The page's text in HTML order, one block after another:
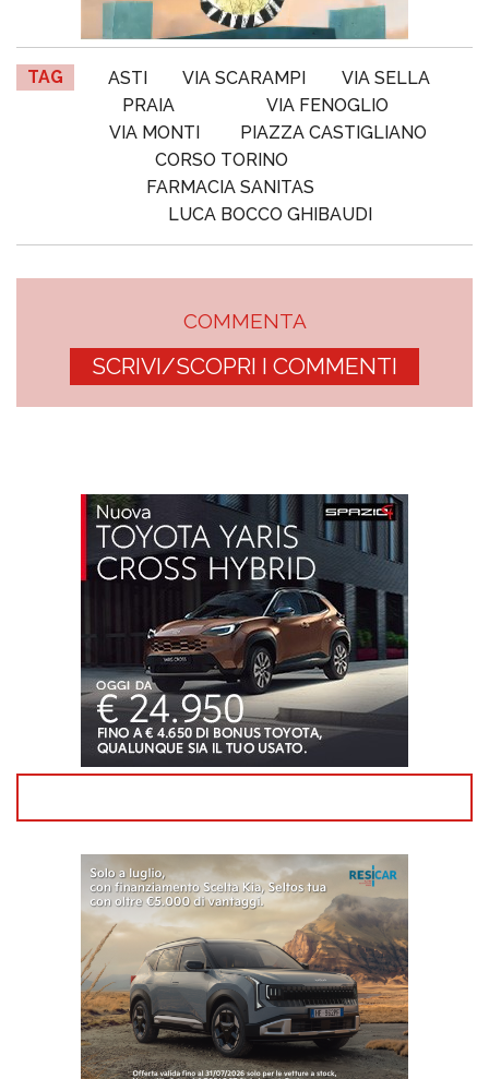
TAG ASTI VIA SCARAMPI
VIA SELLA
PRAIA
VIA FENOGLIO
VIA MONTI
PIAZZA CASTIGLIANO
CORSO TORINO
FARMACIA SANITAS
LUCA BOCCO GHIBAUDI
COMMENTA
SCRIVI/SCOPRI I COMMENTI